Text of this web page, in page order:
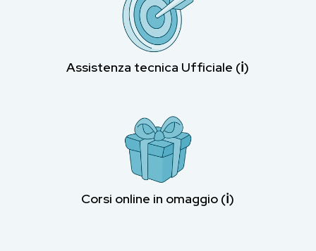
Assistenza tecnica Ufficiale (ℹ︎)
Corsi online in omaggio (ℹ︎)